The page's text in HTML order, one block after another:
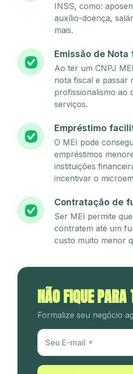
INSS, como:
auxílio-doença,
mais.
Emissão de Nota
Ao ter um CNPJ
nota fiscal e passar
profissionalismo ao
serviços.
Empréstimo
O MEI pode
empréstimos
instituições
incentivar o
Contratação de
Ser MEI permite
contratem até um
custo muito menor
NÃO FIQUE PARA
Formalize seu negócio
Utm Content
Seu E-mail